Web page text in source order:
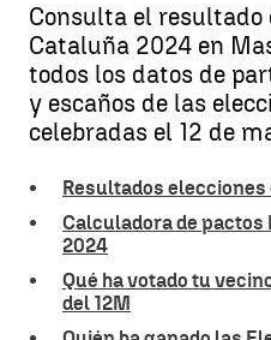
Consulta el resultado
Cataluña 2024 en
todos los datos de
y escaños de las
celebradas el 12 de
Resultados
Calculadora de
2024
Qué ha votado tu
del 12M